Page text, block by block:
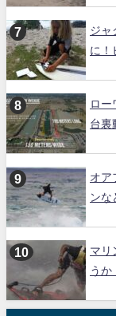
ジャ
に！
ロー
台裏
オア
ンな
マリ
うか